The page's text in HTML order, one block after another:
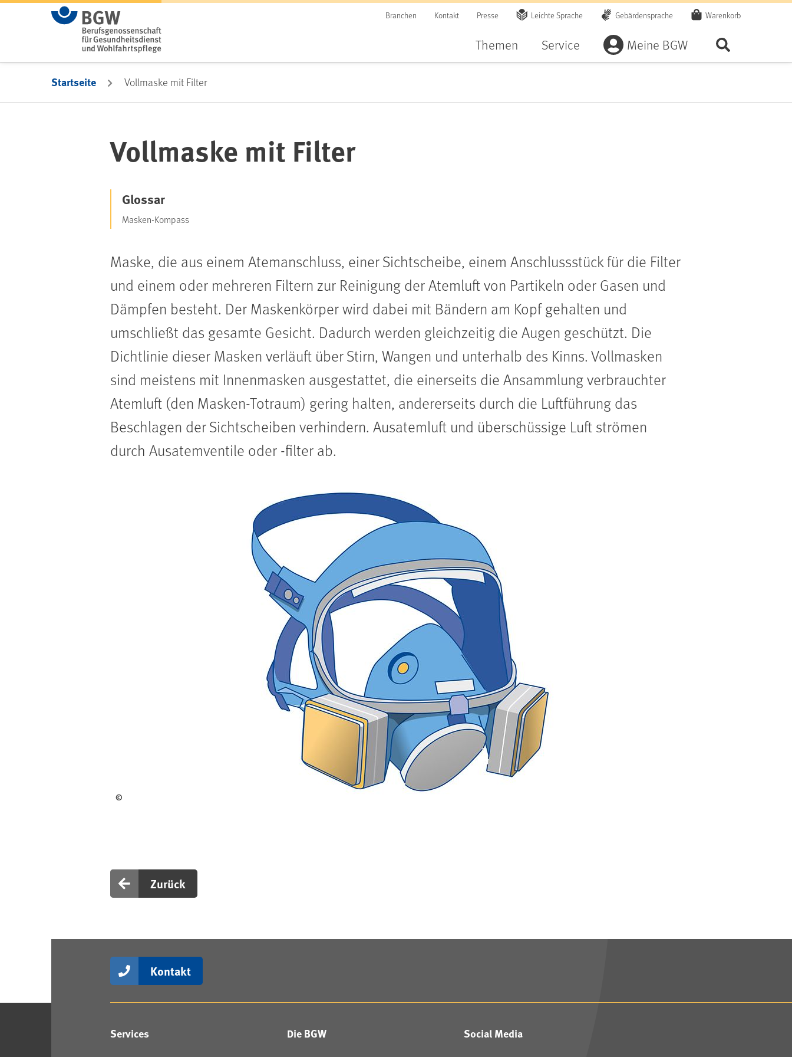
Zum Hauptinhalt springen Branchen Kontakt Presse Leichte Sprache Gebärdensprache Warenkorb
Themen Service Meine BGW
Startseite Vollmaske mit Filter
Vollmaske mit Filter
Glossar
Masken-Kompass
Maske, die aus einem Atemanschluss, einer Sichtscheibe, einem Anschlussstück für die Filter
und einem oder mehreren Filtern zur Reinigung der Atemluft von Partikeln oder Gasen und
Dämpfen besteht. Der Maskenkörper wird dabei mit Bändern am Kopf gehalten und
umschließt das gesamte Gesicht. Dadurch werden gleichzeitig die Augen geschützt. Die
Dichtlinie dieser Masken verläuft über Stirn, Wangen und unterhalb des Kinns. Vollmasken
sind meistens mit Innenmasken ausgestattet, die einerseits die Ansammlung verbrauchter
Atemluft (den Masken-Totraum) gering halten, andererseits durch die Luftführung das
Beschlagen der Sichtscheiben verhindern. Ausatemluft und überschüssige Luft strömen
durch Ausatemventile oder -filter ab.
©
Zurück
Kontakt
Services Die BGW Social Media